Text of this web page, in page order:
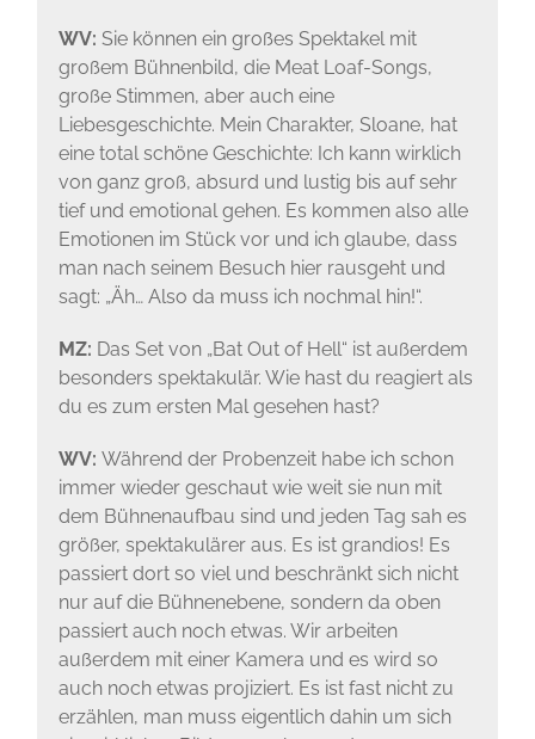
WV: Sie können ein großes Spektakel mit
großem Bühnenbild, die Meat Loaf-Songs,
große Stimmen, aber auch eine
Liebesgeschichte. Mein Charakter, Sloane, hat
eine total schöne Geschichte: Ich kann wirklich
von ganz groß, absurd und lustig bis auf sehr
tief und emotional gehen. Es kommen also alle
Emotionen im Stück vor und ich glaube, dass
man nach seinem Besuch hier rausgeht und
sagt: „Äh… Also da muss ich nochmal hin!“.
MZ: Das Set von „Bat Out of Hell“ ist außerdem
besonders spektakulär. Wie hast du reagiert als
du es zum ersten Mal gesehen hast?
WV: Während der Probenzeit habe ich schon
immer wieder geschaut wie weit sie nun mit
dem Bühnenaufbau sind und jeden Tag sah es
größer, spektakulärer aus. Es ist grandios! Es
passiert dort so viel und beschränkt sich nicht
nur auf die Bühnenebene, sondern da oben
passiert auch noch etwas. Wir arbeiten
außerdem mit einer Kamera und es wird so
auch noch etwas projiziert. Es ist fast nicht zu
erzählen, man muss eigentlich dahin um sich